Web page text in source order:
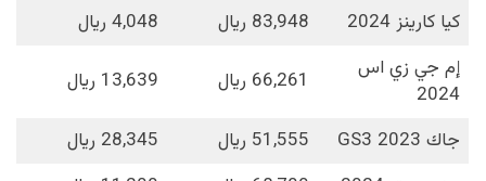
كيا كارينز 2024 83,948 ريال
4,048 ريال
إم جي زي اس
2024
66,261 ريال 13,639 ريال
جاك GS3 2023 51,555 ريال
28,345 ريال